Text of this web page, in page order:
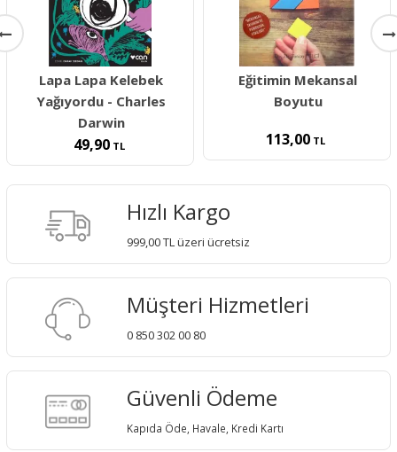
Lapa Lapa Kelebek
Yağıyordu - Charles
Darwin
49,90TL
Eğitimin Mekansal
Boyutu
113,00 TL
Hızlı Kargo
999,00 TL üzeri ücretsiz
Müşteri Hizmetleri
0 850 302 00 80
Güvenli Ödeme
Kapıda Öde, Havale, Kredi Kartı